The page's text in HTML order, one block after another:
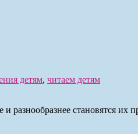
детям, читаем детям
становятся их